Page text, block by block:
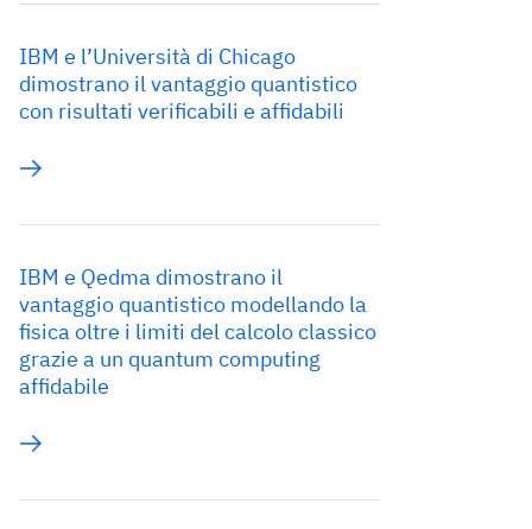
IBM e l’Università di Chicago
dimostrano il vantaggio quantistico
con risultati verificabili e affidabili
IBM e Qedma dimostrano il
vantaggio quantistico modellando la
fisica oltre i limiti del calcolo classico
grazie a un quantum computing
affidabile